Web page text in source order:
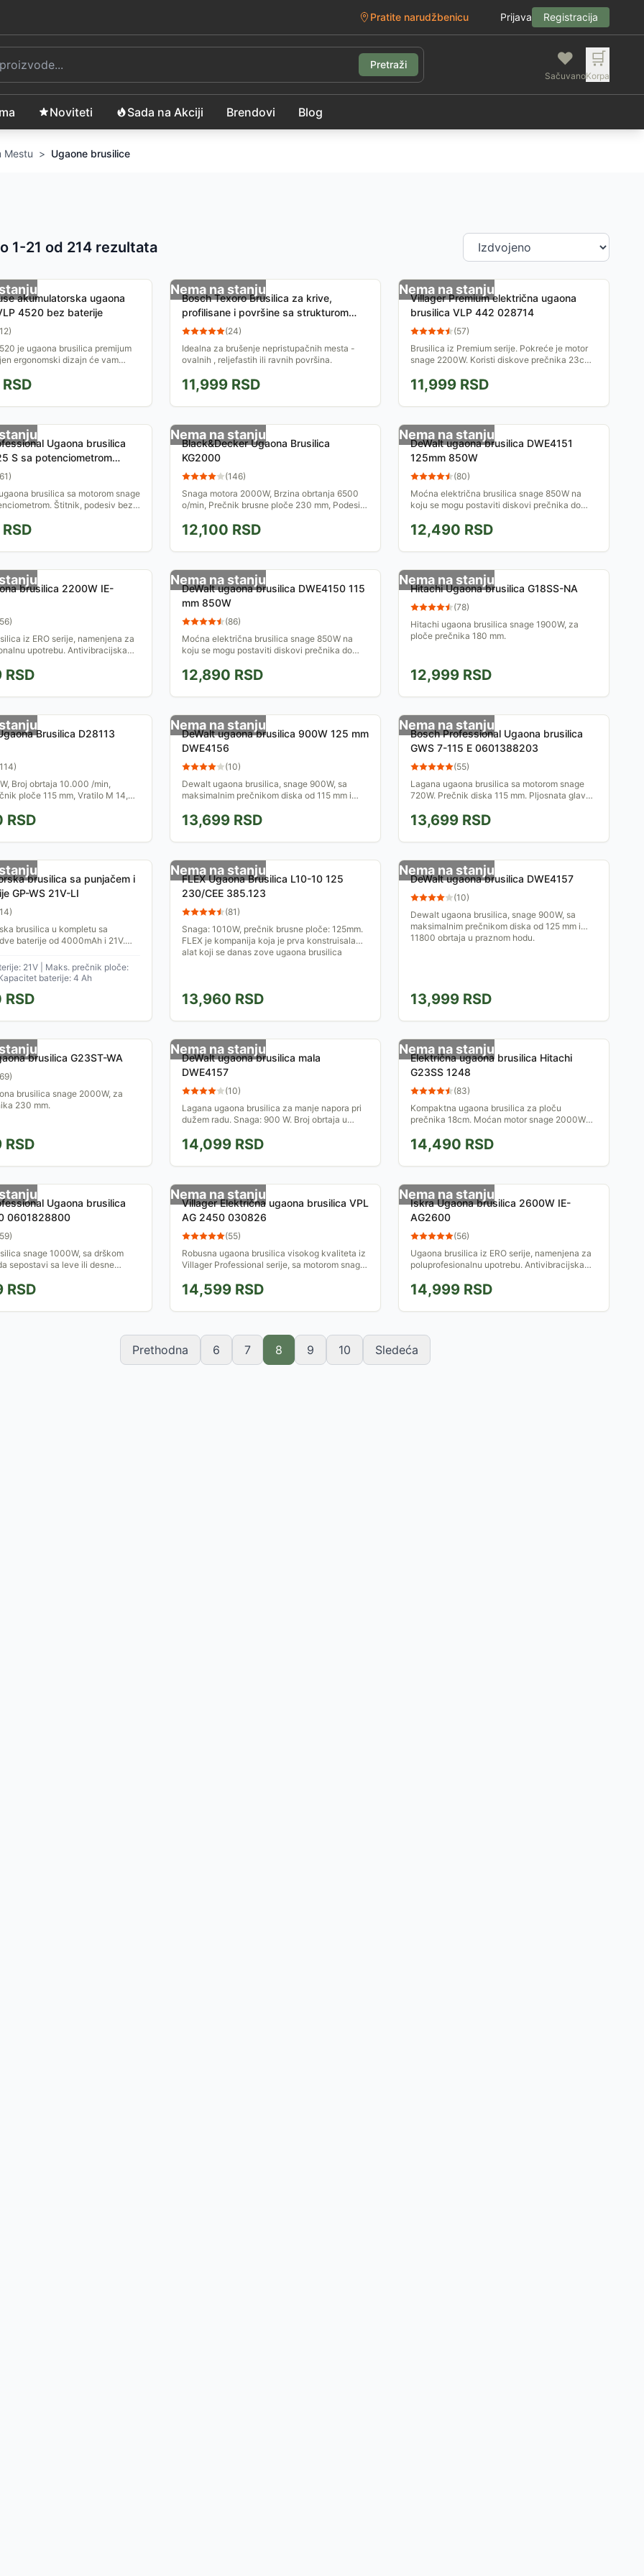
Pratite narudžbenicu Prijava Registracija
Pretraži ❤️
Sačuvano
🛒
Korpa
Noviteti Sada na Akciji Brendovi Blog
Mestu > Ugaone brusilice
1-21 od 214 rezultata
akumulatorska ugaona
4520 bez baterije
12)
je ugaona brusilica premijum
ergonomski dizajn će vam
bez...
RSD
Nema na stanju
Bosch Texoro Brusilica za krive,
profilisane i površine sa strukturom
06033B5100
(24)
Idealna za brušenje nepristupačnih mesta -
ovalnih , reljefastih ili ravnih površina.
11,999 RSD
Nema na stanju
Villager Premium električna ugaona
brusilica VLP 442 028714
(57)
Brusilica iz Premium serije. Pokreće je motor
snage 2200W. Koristi diskove prečnika 23cm.
pri radu, a...
11,999 RSD
Ugaona brusilica
S sa potenciometrom
61)
brusilica sa motorom snage
Štitnik, podesiv bez
RSD
Nema na stanju
Black&Decker Ugaona Brusilica
KG2000
(146)
Snaga motora 2000W, Brzina obrtanja 6500
o/min, Prečnik brusne ploče 230 mm, Podesiv
12,100 RSD
Nema na stanju
DeWalt ugaona brusilica DWE4151
125mm 850W
(80)
Moćna električna brusilica snage 850W na
koju se mogu postaviti diskovi prečnika do
udoban rad.
12,490 RSD
brusilica 2200W IE-
56)
iz ERO serije, namenjena za
upotrebu. Antivibracijska
RSD
Nema na stanju
DeWalt ugaona brusilica DWE4150 115
mm 850W
(86)
Moćna električna brusilica snage 850W na
koju se mogu postaviti diskovi prečnika do
udoban rad.
12,890 RSD
Nema na stanju
Hitachi Ugaona brusilica G18SS-NA
(78)
Hitachi ugaona brusilica snage 1900W, za
ploče prečnika 180 mm.
12,999 RSD
Brusilica D28113
114)
Broj obrtaja 10.000 /min,
ploče 115 mm, Vratilo M 14,
RSD
Nema na stanju
DeWalt ugaona brusilica 900W 125 mm
DWE4156
(10)
Dewalt ugaona brusilica, snage 900W, sa
maksimalnim prečnikom diska od 115 mm i
13,699 RSD
Nema na stanju
Bosch Professional Ugaona brusilica
GWS 7-115 E 0601388203
(55)
Lagana ugaona brusilica sa motorom snage
720W. Prečnik diska 115 mm. Pljosnata glava
13,699 RSD
brusilica sa punjačem i
GP-WS 21V-LI
14)
brusilica u kompletu sa
baterije od 4000mAh i 21V.
čiji je...21V | Maks. prečnik ploče:
baterije: 4 Ah
RSD
Nema na stanju
FLEX Ugaona Brusilica L10-10 125
230/CEE 385.123
(81)
Snaga: 1010W, prečnik brusne ploče: 125mm.
FLEX je kompanija koja je prva konstruisala
alat koji se danas zove ugaona brusilica
13,960 RSD
Nema na stanju
DeWalt ugaona brusilica DWE4157
(10)
Dewalt ugaona brusilica, snage 900W, sa
maksimalnim prečnikom diska od 125 mm i
11800 obrtaja u praznom hodu.
13,999 RSD
brusilica G23ST-WA
69)
brusilica snage 2000W, za
230 mm.
RSD
Nema na stanju
DeWalt ugaona brusilica mala
DWE4157
(10)
Lagana ugaona brusilica za manje napora pri
dužem radu. Snaga: 900 W. Broj obrtaja u
125 mm
14,099 RSD
Nema na stanju
Električna ugaona brusilica Hitachi
G23SS 1248
(83)
Kompaktna ugaona brusilica za ploču
prečnika 18cm. Moćan motor snage 2000W
opterećenja. Namenjena svima koji...
14,490 RSD
Ugaona brusilica
0601828800
59)
snage 1000W, sa drškom
sepostavi sa leve ili desne
RSD
Nema na stanju
Villager Električna ugaona brusilica VPL
AG 2450 030826
(55)
Robusna ugaona brusilica visokog kvaliteta iz
Villager Professional serije, sa motorom snage
14,599 RSD
Nema na stanju
Iskra Ugaona brusilica 2600W IE-
AG2600
(56)
Ugaona brusilica iz ERO serije, namenjena za
poluprofesionalnu upotrebu. Antivibracijska
olakšava njenu...
14,999 RSD
Prethodna 6 7 8 9 10 Sledeća